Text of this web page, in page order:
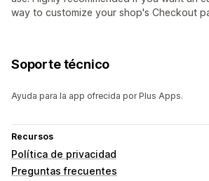
way to customize your shop's Checkout
Soporte técnico
Ayuda para la app ofrecida por Plus Apps.
Recursos
Política de privacidad
Preguntas frecuentes